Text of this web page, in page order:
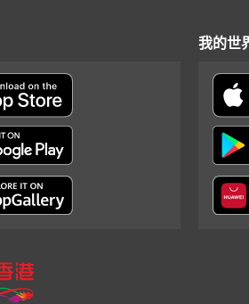
我的世